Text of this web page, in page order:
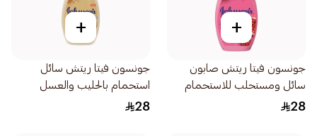
+
جونسون فيتا ريتش صابون
سائل ومستحلب للاستحمام
بخلاصة الرمان 400مل
28
+
جونسون فيتا ريتش سائل
استحمام بالحليب والعسل
الطبيعي والشوفان 400مل
28